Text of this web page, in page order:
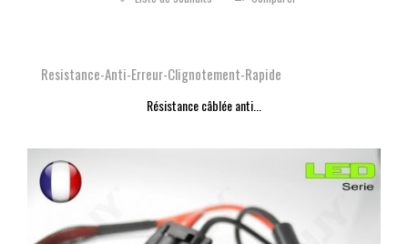
Resistance-Anti-Erreur-Clignotement-Rapide
Résistance câblée anti...